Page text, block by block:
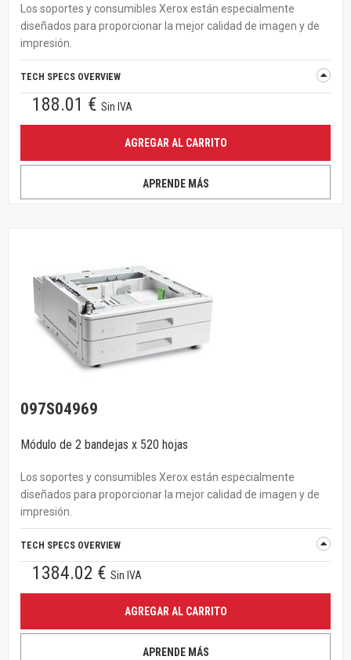
Los soportes y consumibles Xerox están especialmente
diseñados para proporcionar la mejor calidad de imagen y de
impresión.
TECH SPECS OVERVIEW
188.01 € Sin IVA
AGREGAR AL CARRITO
APRENDE MÁS
097S04969
Módulo de 2 bandejas x 520 hojas
Los soportes y consumibles Xerox están especialmente
diseñados para proporcionar la mejor calidad de imagen y de
impresión.
TECH SPECS OVERVIEW
1384.02 € Sin IVA
AGREGAR AL CARRITO
APRENDE MÁS